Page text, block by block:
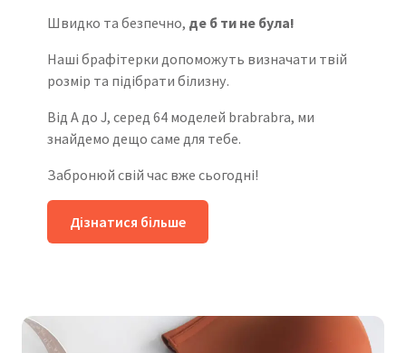
Швидко та безпечно, де б ти не була!
Наші брафітерки допоможуть визначати твій
розмір та підібрати білизну.
Від A до J, серед 64 моделей brabrabra, ми
знайдемо дещо саме для тебе.
Забронюй свій час вже сьогодні!
Дізнатися більше